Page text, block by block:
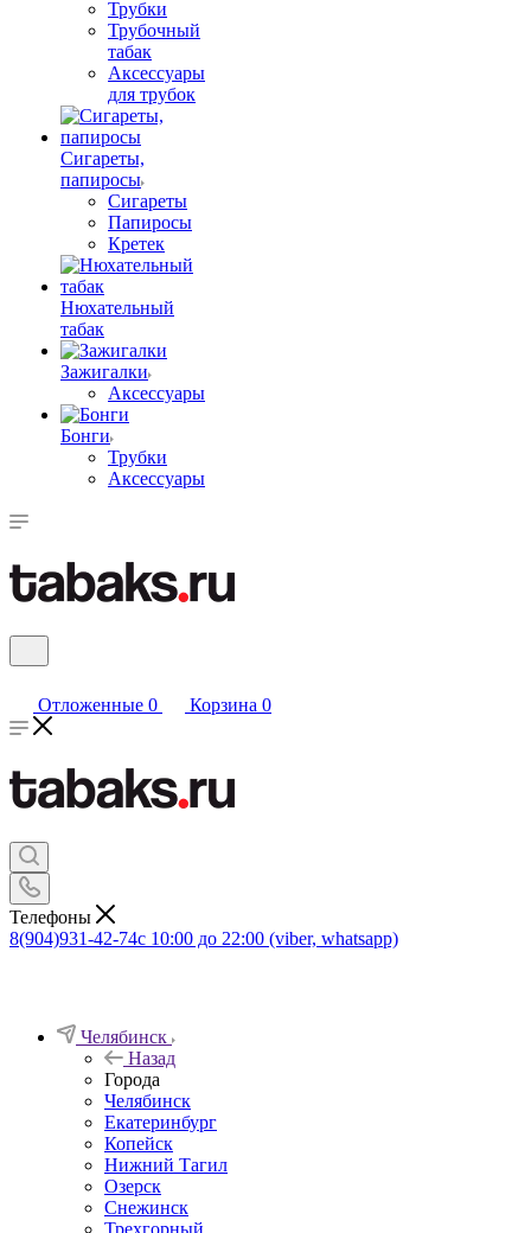
Трубки
Трубочный
табак
Аксессуары
для трубок
Сигареты,
папиросы
Сигареты
Папиросы
Кретек
Нюхательный
табак
Зажигалки
Аксессуары
Бонги
Трубки
Аксессуары
Отложенные 0 Корзина 0
Телефоны
8(904)931-42-74с 10:00 до 22:00 (viber, whatsapp)
Челябинск
Назад
Города
Челябинск
Екатеринбург
Копейск
Нижний Тагил
Озерск
Снежинск
Трехгорный